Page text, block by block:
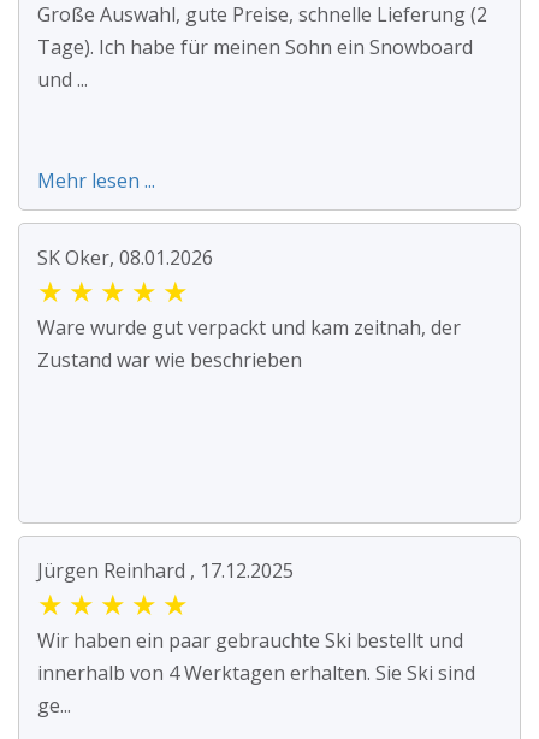
Große Auswahl, gute Preise, schnelle Lieferung (2
Tage). Ich habe für meinen Sohn ein Snowboard
und ...
Mehr lesen ...
SK Oker, 08.01.2026
★ ★ ★ ★ ★
Ware wurde gut verpackt und kam zeitnah, der
Zustand war wie beschrieben
Jürgen Reinhard , 17.12.2025
★ ★ ★ ★ ★
Wir haben ein paar gebrauchte Ski bestellt und
innerhalb von 4 Werktagen erhalten. Sie Ski sind
ge...